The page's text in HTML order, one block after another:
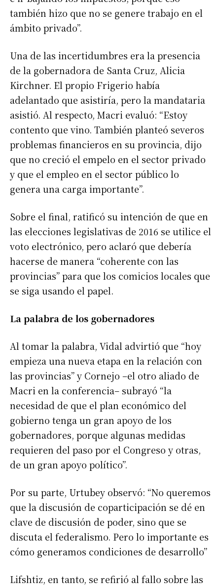
también hizo que no se genere trabajo en el
ámbito privado”.
Una de las incertidumbres era la presencia
de la gobernadora de Santa Cruz, Alicia
Kirchner. El propio Frigerio había
adelantado que asistiría, pero la mandataria
asistió. Al respecto, Macri evaluó: “Estoy
contento que vino. También planteó severos
problemas financieros en su provincia, dijo
que no creció el empelo en el sector privado
y que el empleo en el sector público lo
genera una carga importante”.
Sobre el final, ratificó su intención de que en
las elecciones legislativas de 2016 se utilice el
voto electrónico, pero aclaró que debería
hacerse de manera “coherente con las
provincias” para que los comicios locales que
se siga usando el papel.
La palabra de los gobernadores
Al tomar la palabra, Vidal advirtió que “hoy
empieza una nueva etapa en la relación con
las provincias” y Cornejo –el otro aliado de
Macri en la conferencia– subrayó “la
necesidad de que el plan económico del
gobierno tenga un gran apoyo de los
gobernadores, porque algunas medidas
requieren del paso por el Congreso y otras,
de un gran apoyo político”.
Por su parte, Urtubey observó: “No queremos
que la discusión de coparticipación se dé en
clave de discusión de poder, sino que se
discuta el federalismo. Pero lo importante es
cómo generamos condiciones de desarrollo”
Lifshtiz, en tanto, se refirió al fallo sobre las